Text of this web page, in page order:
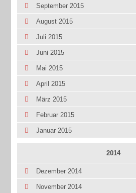
September 2015
August 2015
Juli 2015
Juni 2015
Mai 2015
April 2015
März 2015
Februar 2015
Januar 2015
2014
Dezember 2014
November 2014